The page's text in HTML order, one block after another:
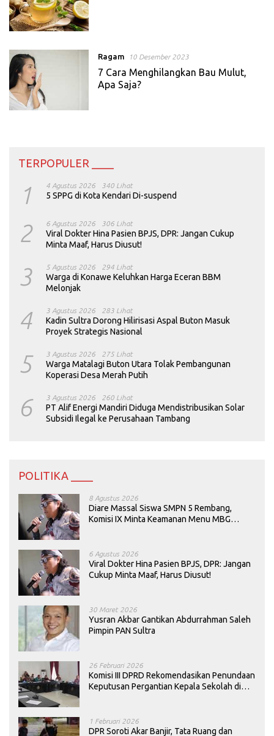
Ragam 10 Desember 2023
7 Cara Menghilangkan Bau Mulut,
Apa Saja?
TERPOPULER ____
1 4 Agustus 2026 340 Lihat
5 SPPG di Kota Kendari Di-suspend
2 6 Agustus 2026 306 Lihat
Viral Dokter Hina Pasien BPJS, DPR: Jangan Cukup
Minta Maaf, Harus Diusut!
3 5 Agustus 2026 294 Lihat
Warga di Konawe Keluhkan Harga Eceran BBM
Melonjak
4 3 Agustus 2026 283 Lihat
Kadin Sultra Dorong Hilirisasi Aspal Buton Masuk
Proyek Strategis Nasional
5 3 Agustus 2026 275 Lihat
Warga Matalagi Buton Utara Tolak Pembangunan
Koperasi Desa Merah Putih
6 3 Agustus 2026 260 Lihat
PT Alif Energi Mandiri Diduga Mendistribusikan Solar
Subsidi Ilegal ke Perusahaan Tambang
POLITIKA ____
8 Agustus 2026
Diare Massal Siswa SMPN 5 Rembang,
Komisi IX Minta Keamanan Menu MBG
6 Agustus 2026
Viral Dokter Hina Pasien BPJS, DPR: Jangan
Cukup Minta Maaf, Harus Diusut!
30 Maret 2026
Yusran Akbar Gantikan Abdurrahman Saleh
Pimpin PAN Sultra
26 Februari 2026
Komisi III DPRD Rekomendasikan Penundaan
Keputusan Pergantian Kepala Sekolah di
1 Februari 2026
DPR Soroti Akar Banjir, Tata Ruang dan